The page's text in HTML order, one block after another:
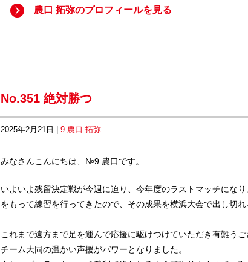
農口 拓弥のプロフィールを見る
No.351 絶対勝つ
2025年2月21日 | 9 農口 拓弥
みなさんこんにちは、№9 農口です。
いよいよ残留決定戦が今週に迫り、今年度のラストマッチにな
をもって練習を行ってきたので、その成果を横浜大会で出し切れ
これまで遠方まで足を運んで応援に駆けつけていただき有難うご
チーム大同の温かい声援がパワーとなりました。